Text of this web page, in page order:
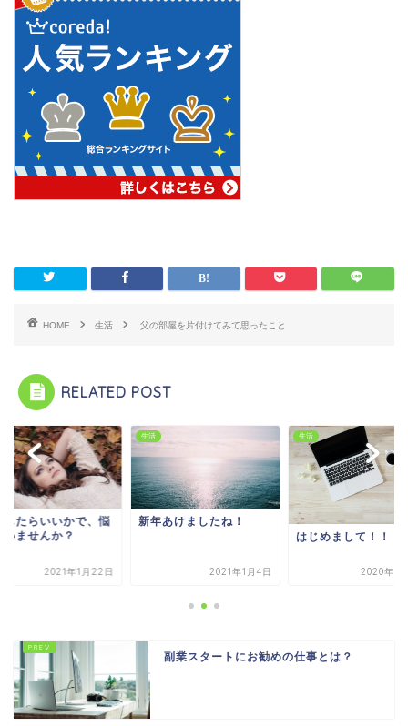
HOME 生活 父の部屋を片付けてみて思ったこと
RELATED POST
したらいいかで、悩
いませんか？
2021年1月22日
生活
新年あけましたね！
2021年1月4日
生活
はじめまして！！
2020年10
副業スタートにお勧めの仕事とは？